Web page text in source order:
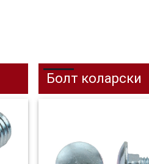
Болт коларски